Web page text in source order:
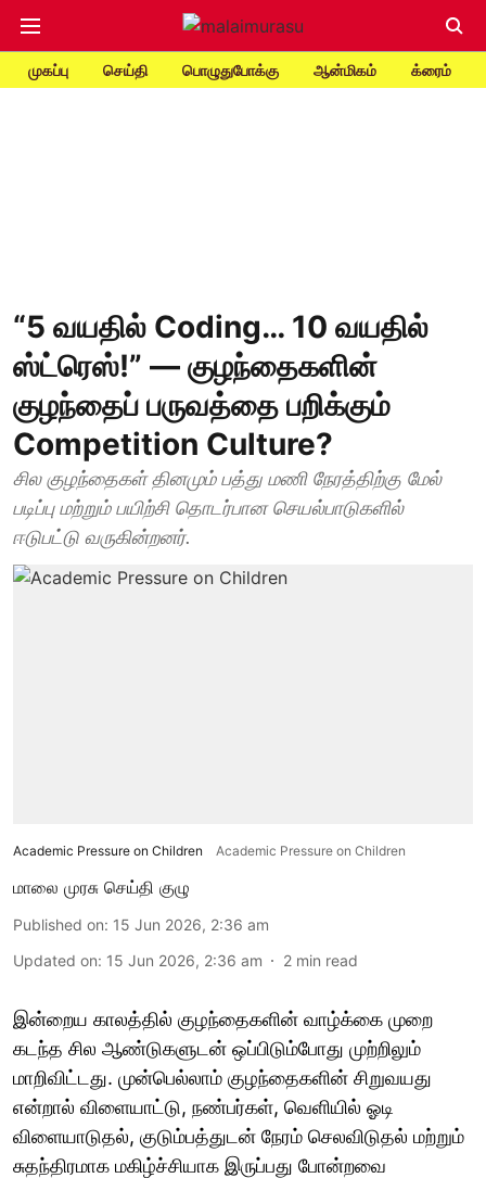
முகப்பு செய்தி பொழுதுபோக்கு ஆன்மிகம் க்ரைம்
“5 வயதில் Coding… 10 வயதில்
ஸ்ட்ரெஸ்!” — குழந்தைகளின்
குழந்தைப் பருவத்தை பறிக்கும்
Competition Culture?
சில குழந்தைகள் தினமும் பத்து மணி நேரத்திற்கு மேல்
படிப்பு மற்றும் பயிற்சி தொடர்பான செயல்பாடுகளில்
ஈடுபட்டு வருகின்றனர்.
Academic Pressure on Children Academic Pressure on Children
மாலை முரசு செய்தி குழு
Published on: 15 Jun 2026, 2:36 am
Updated on: 15 Jun 2026, 2:36 am 2 min read
இன்றைய காலத்தில் குழந்தைகளின் வாழ்க்கை முறை
கடந்த சில ஆண்டுகளுடன் ஒப்பிடும்போது முற்றிலும்
மாறிவிட்டது. முன்பெல்லாம் குழந்தைகளின் சிறுவயது
என்றால் விளையாட்டு, நண்பர்கள், வெளியில் ஓடி
விளையாடுதல், குடும்பத்துடன் நேரம் செலவிடுதல் மற்றும்
சுதந்திரமாக மகிழ்ச்சியாக இருப்பது போன்றவை